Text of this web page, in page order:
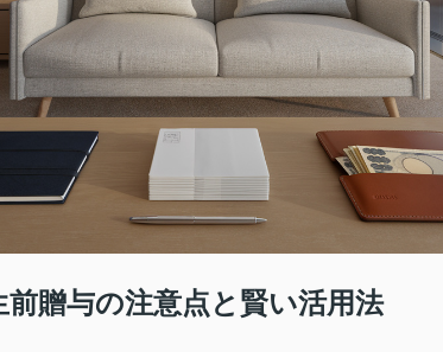
贈与の注意点と賢い活用法